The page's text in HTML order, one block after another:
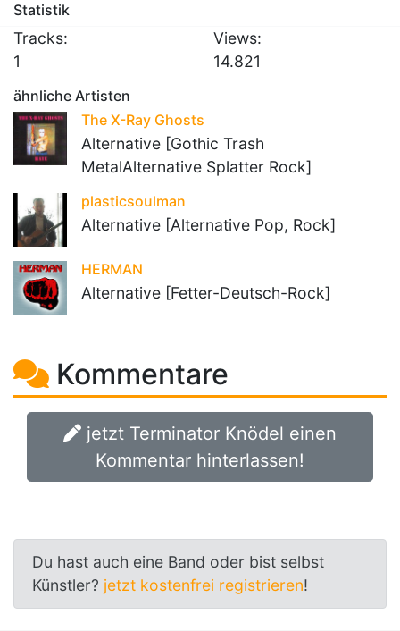
Statistik
Tracks:
1
Views:
14.821
ähnliche Artisten
The X-Ray Ghosts
Alternative [Gothic Trash
MetalAlternative Splatter Rock]
plasticsoulman
Alternative [Alternative Pop, Rock]
HERMAN
Alternative [Fetter-Deutsch-Rock]
Kommentare
jetzt Terminator Knödel einen
Kommentar hinterlassen!
Du hast auch eine Band oder bist selbst
Künstler? jetzt kostenfrei registrieren!